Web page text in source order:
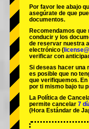
Por favor lee abajo
asegúrate de que
documentos.
Recomendamos
conducir y los
de reservar nuestra
electrónico (
verificar con
Si deseas hacer una
es posible que no
que verifiquemos.
por ti mismo bajo tu
La Política de
permite cancelar 7
(Hora Estándar de